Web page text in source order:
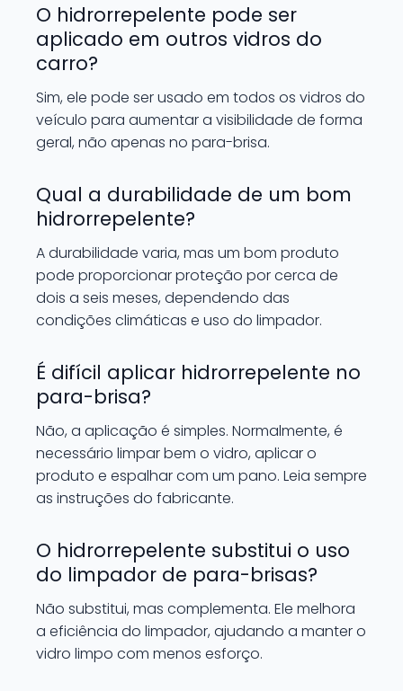
O hidrorrepelente pode ser
aplicado em outros vidros do
carro?
Sim, ele pode ser usado em todos os vidros do
veículo para aumentar a visibilidade de forma
geral, não apenas no para-brisa.
Qual a durabilidade de um bom
hidrorrepelente?
A durabilidade varia, mas um bom produto
pode proporcionar proteção por cerca de
dois a seis meses, dependendo das
condições climáticas e uso do limpador.
É difícil aplicar hidrorrepelente no
para-brisa?
Não, a aplicação é simples. Normalmente, é
necessário limpar bem o vidro, aplicar o
produto e espalhar com um pano. Leia sempre
as instruções do fabricante.
O hidrorrepelente substitui o uso
do limpador de para-brisas?
Não substitui, mas complementa. Ele melhora
a eficiência do limpador, ajudando a manter o
vidro limpo com menos esforço.